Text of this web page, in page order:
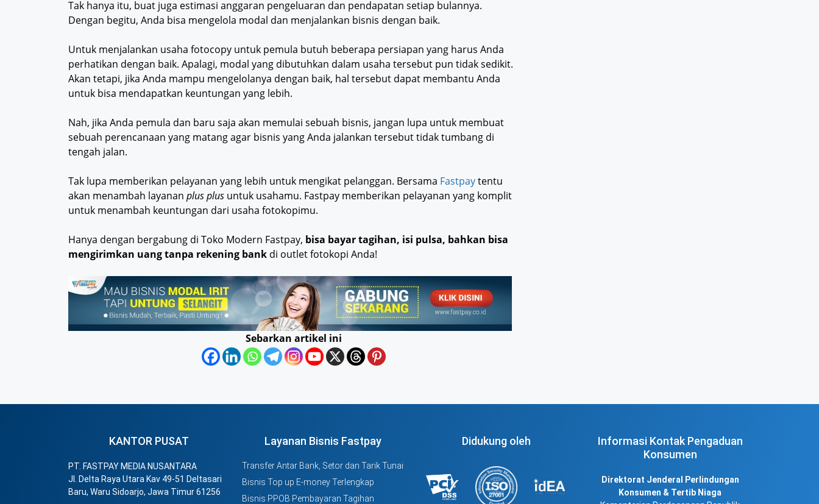
Tak hanya itu, buat juga estimasi anggaran pengeluaran dan pendapatan setiap bulannya.
Dengan begitu, Anda bisa mengelola modal dan menjalankan bisnis dengan baik.
Untuk menjalankan usaha fotocopy untuk pemula butuh beberapa persiapan yang harus Anda
perhatikan dengan baik. Apalagi, modal yang dibutuhkan dalam usaha tersebut pun tidak sedikit.
Akan tetapi, jika Anda mampu mengelolanya dengan baik, hal tersebut dapat membantu Anda
untuk bisa mendapatkan keuntungan yang lebih.
Nah, jika Anda pemula dan baru saja akan memulai sebuah bisnis, jangan lupa untuk membuat
sebuah perencanaan yang matang agar bisnis yang Anda jalankan tersebut tidak tumbang di
tengah jalan.
Tak lupa memberikan pelayanan yang lebih untuk mengikat pelanggan. Bersama Fastpaytentu
akan menambah layanan plus plus untuk usahamu. Fastpay memberikan pelayanan yang komplit
untuk menambah keuntungan dari usaha fotokopimu.
Hanya dengan bergabung di Toko Modern Fastpay, bisa bayar tagihan, isi pulsa, bahkan bisa
mengirimkan uang tanpa rekening bank di outlet fotokopi Anda!
Sebarkan artikel ini
KANTOR PUSAT
PT. FASTPAY MEDIA NUSANTARA
Jl. Delta Raya Utara Kav 49-51 Deltasari
Baru, Waru Sidoarjo, Jawa Timur 61256
Layanan Bisnis Fastpay
Transfer Antar Bank, Setor dan Tarik Tunai
Bisnis Top up E-money Terlengkap
Bisnis PPOB Pembayaran Tagihan
Didukung oleh
Informasi Kontak Pengaduan
Konsumen
Direktorat Jenderal Perlindungan
Konsumen & Tertib Niaga